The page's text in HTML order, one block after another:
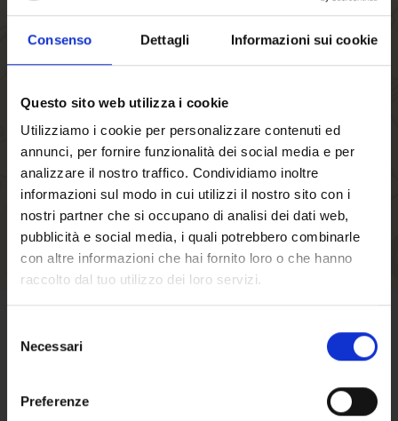
Consenso Dettagli Informazioni sui cookie
Questo sito web utilizza i cookie
Utilizziamo i cookie per personalizzare contenuti ed
annunci, per fornire funzionalità dei social media e per
analizzare il nostro traffico. Condividiamo inoltre
informazioni sul modo in cui utilizzi il nostro sito con i
nostri partner che si occupano di analisi dei dati web,
pubblicità e social media, i quali potrebbero combinarle
con altre informazioni che hai fornito loro o che hanno
raccolto dal tuo utilizzo dei loro servizi.
delNecessari
Preferenze
einrichten, werden Sie schneller durch den
Bestellvorgang geführt, können mehrere
Versandadressen speichern sowie Ihre
bzw. verfolgen und vieles mehr.
EIN KONTO ERSTELLEN
GESCHÄFTSBEDINGUNGEN
Klicken Sie hier